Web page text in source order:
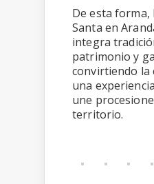
De esta forma,
Santa en
integra
patrimonio y
convirtiendo la
una
une
territorio.